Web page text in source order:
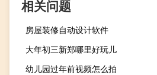
相关问题
房屋装修自动设计软件
大年初三新郑哪里好玩儿
幼儿园过年前视频怎么拍